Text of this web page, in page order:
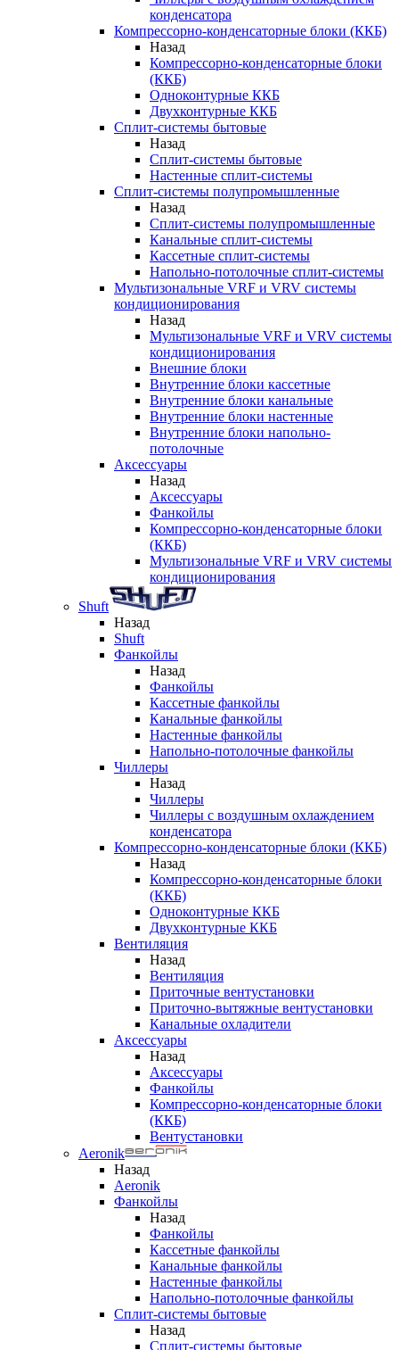
конденсатора
Компрессорно-конденсаторные блоки (ККБ)
Назад
Компрессорно-конденсаторные блоки
(ККБ)
Одноконтурные ККБ
Двухконтурные ККБ
Сплит-системы бытовые
Назад
Сплит-системы бытовые
Настенные сплит-системы
Сплит-системы полупромышленные
Назад
Сплит-системы полупромышленные
Канальные сплит-системы
Кассетные сплит-системы
Напольно-потолочные сплит-системы
Мультизональные VRF и VRV системы
кондиционирования
Назад
Мультизональные VRF и VRV системы
кондиционирования
Внешние блоки
Внутренние блоки кассетные
Внутренние блоки канальные
Внутренние блоки настенные
Внутренние блоки напольно-
потолочные
Аксессуары
Назад
Аксессуары
Фанкойлы
Компрессорно-конденсаторные блоки
(ККБ)
Мультизональные VRF и VRV системы
кондиционирования
Shuft
Назад
Shuft
Фанкойлы
Назад
Фанкойлы
Кассетные фанкойлы
Канальные фанкойлы
Настенные фанкойлы
Напольно-потолочные фанкойлы
Чиллеры
Назад
Чиллеры
Чиллеры с воздушным охлаждением
конденсатора
Компрессорно-конденсаторные блоки (ККБ)
Назад
Компрессорно-конденсаторные блоки
(ККБ)
Одноконтурные ККБ
Двухконтурные ККБ
Вентиляция
Назад
Вентиляция
Приточные вентустановки
Приточно-вытяжные вентустановки
Канальные охладители
Аксессуары
Назад
Аксессуары
Фанкойлы
Компрессорно-конденсаторные блоки
(ККБ)
Вентустановки
Aeronik
Назад
Aeronik
Фанкойлы
Назад
Фанкойлы
Кассетные фанкойлы
Канальные фанкойлы
Настенные фанкойлы
Напольно-потолочные фанкойлы
Сплит-системы бытовые
Назад
Сплит-системы бытовые